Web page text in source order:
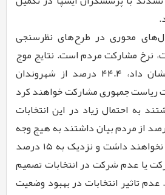
محوری در طرح‌های نظرسنجی
نرخ مشارکت مردم است. نتایج موج
دوم نظرسنجی ایسپا نشان داد، ۴۴.۴ درصد از شهروندان
ریاست جمهوری مشارکت خواهند کرد
به احتمال زیاد در این انتخابات
می‌کنند. ۲۸.۷ درصد از مردم بیان داشتند به هیچ وجه
در این انتخابات شرکت نخواهند داشت و نزدیک به ۱۵ درصد
یا عدم شرکت در انتخابات تصمیم
تاثیر انتخابات در بهبود وضعیت